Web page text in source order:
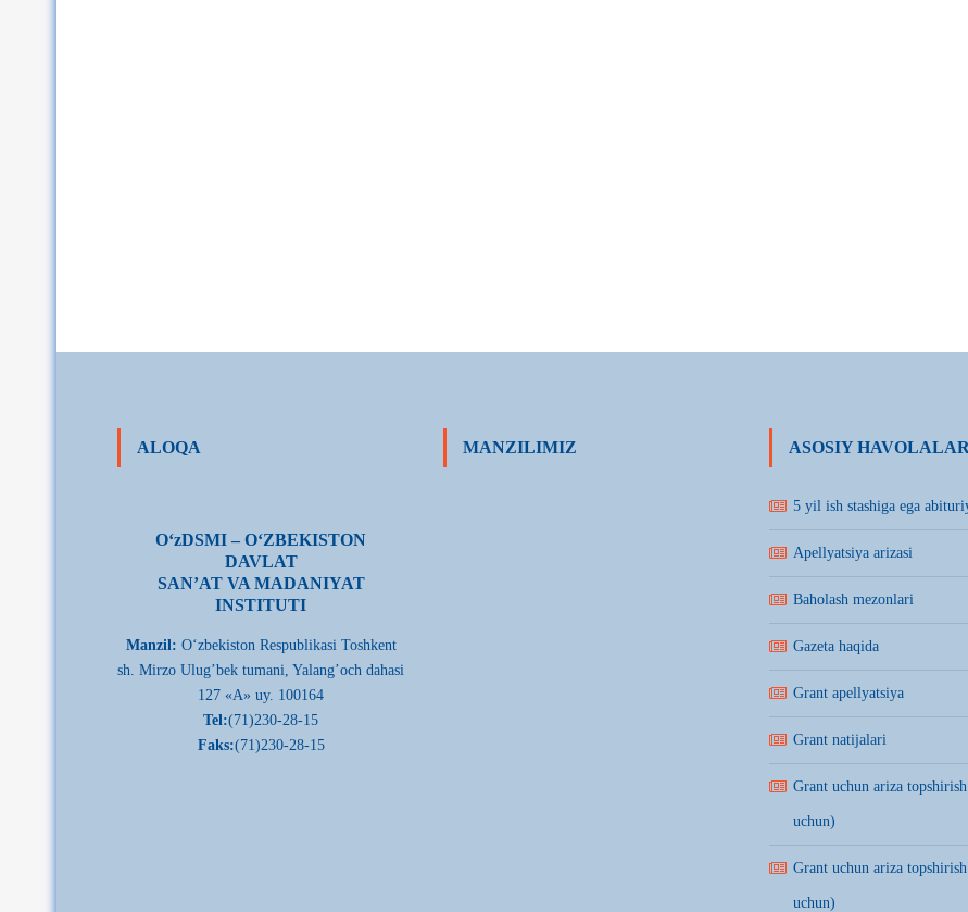
ALOQA
О‘zDSMI – О‘ZBEKISTON
DAVLAT
SAN’AT VA MADANIYAT
INSTITUTI
Manzil: О‘zbekiston Respublikasi Toshkent
sh. Mirzo Ulug’bek tumani, Yalang’och dahasi
127 «A» uy. 100164
Tel:(71)230-28-15
Faks:(71)230-28-15
MANZILIMIZ ASOSIY HAVOLALAR
5 yil ish stashiga ega
Apellyatsiya arizasi
Baholash mezonlari
Gazeta haqida
Grant apellyatsiya
Grant natijalari
Grant uchun ariza
uchun)
Grant uchun ariza
uchun)